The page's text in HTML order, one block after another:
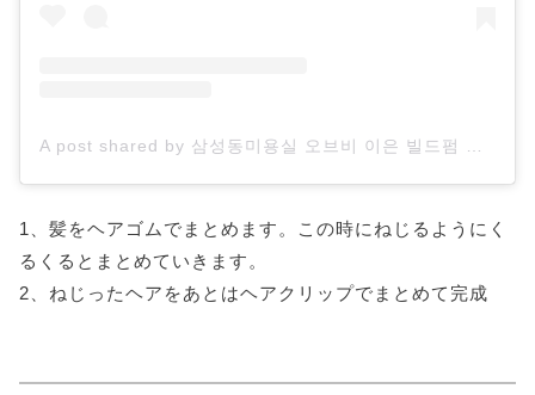
A post shared by 삼성동미용실 오브비 이은 빌드펌 엘리자벳펌 (@obvie_lee.eun)
1、髪をヘアゴムでまとめます。この時にねじるようにく
るくるとまとめていきます。
2、ねじったヘアをあとはヘアクリップでまとめて完成